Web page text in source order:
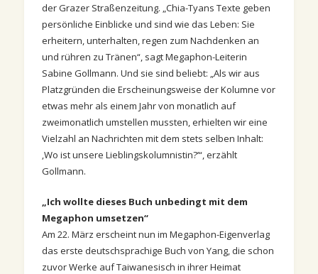
der Grazer Straßenzeitung. „Chia-Tyans Texte geben
persönliche Einblicke und sind wie das Leben: Sie
erheitern, unterhalten, regen zum Nachdenken an
und rühren zu Tränen“, sagt Megaphon-Leiterin
Sabine Gollmann. Und sie sind beliebt: „Als wir aus
Platzgründen die Erscheinungsweise der Kolumne vor
etwas mehr als einem Jahr von monatlich auf
zweimonatlich umstellen mussten, erhielten wir eine
Vielzahl an Nachrichten mit dem stets selben Inhalt:
‚Wo ist unsere Lieblingskolumnistin?’“, erzählt
Gollmann.
„Ich wollte dieses Buch unbedingt mit dem
Megaphon umsetzen“
Am 22. März erscheint nun im Megaphon-Eigenverlag
das erste deutschsprachige Buch von Yang, die schon
zuvor Werke auf Taiwanesisch in ihrer Heimat